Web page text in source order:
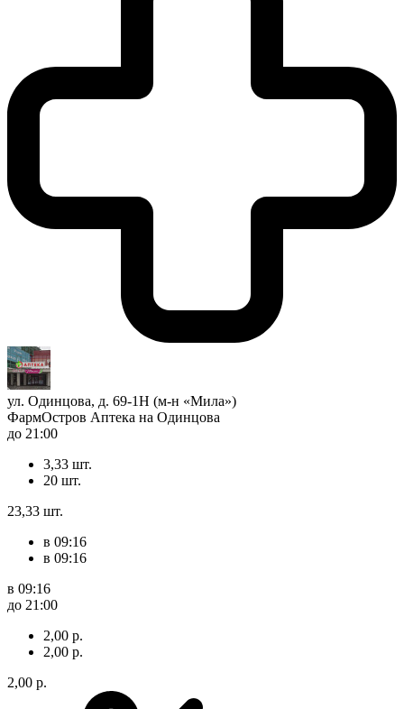
ул. Одинцова, д. 69-1Н (м-н «Мила»)
ФармОстров Аптека на Одинцова
до 21:00
3,33 шт.
20 шт.
23,33 шт.
в 09:16
в 09:16
в 09:16
до 21:00
2,00 р.
2,00 р.
2,00 р.